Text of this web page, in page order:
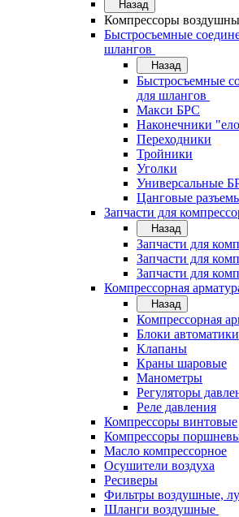
Назад
Компрессоры
Быстросъемные
шлангов
Назад
Быстросъемные
для шлангов
Макси БРС
Наконечники
Переходники
Тройники
Уголки
Универсальные
Цанговые
Запчасти для
Назад
Запчасти для
Запчасти для
Запчасти для
Компрессорная
Назад
Компрессорная
Блоки автоматики
Клапаны
Краны шаровые
Манометры
Регуляторы
Реле давления
Компрессоры винтовые
Компрессоры
Масло компрессорное
Осушители воздуха
Ресиверы
Фильтры воздушные,
Шланги воздушные